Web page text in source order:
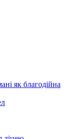
як благодійна